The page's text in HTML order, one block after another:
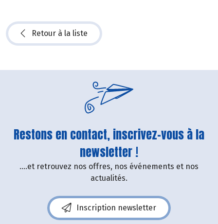
Retour à la liste
Restons en contact, inscrivez-vous à la
newsletter !
....et retrouvez nos offres, nos événements et nos
actualités.
Inscription newsletter